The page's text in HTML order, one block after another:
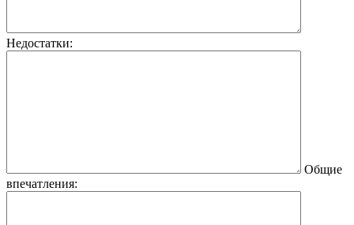
Недостатки:
Общие
впечатления: